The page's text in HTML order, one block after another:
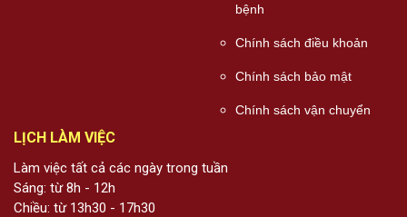
bệnh
Chính sách điều khoản
Chính sách bảo mật
Chính sách vận chuyển
LỊCH LÀM VIỆC
Làm việc tất cả các ngày trong tuần
Sáng: từ 8h - 12h
Chiều: từ 13h30 - 17h30